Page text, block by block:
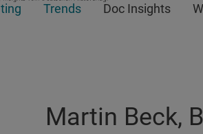
Trends Doc Insights
Martin Beck,